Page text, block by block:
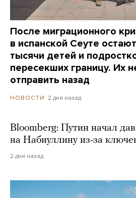
После миграционного
в испанской Сеуте
тысячи детей и
пересекших границу. Их
отправить назад
НОВОСТИ 2 дня назад
Bloomberg: Путин начал
на Набиуллину из-за
2 дня назад